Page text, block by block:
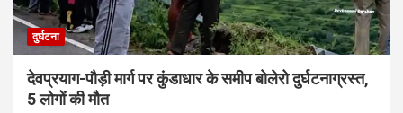
दुर्घटना
देवप्रयाग-पौड़ी मार्ग पर कुंडाधार के समीप बोलेरो दुर्घटनाग्रस्त,
5 लोगों की मौत